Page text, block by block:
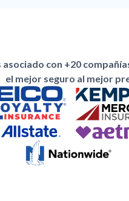
asociado con +20
el mejor seguro al mejor